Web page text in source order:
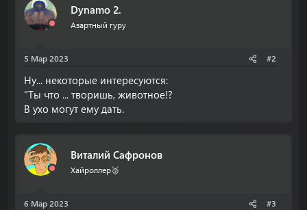
Dynamo 2.
Азартный гуру
5 Мар 2023 #2
Ну... некоторые интересуются:
"Ты что ... творишь, животное!?
В ухо могут ему дать.
Виталий Сафронов
Хайроллер🥈
6 Мар 2023 #3